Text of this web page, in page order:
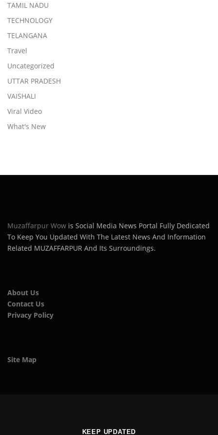
TAMIL NADU
TECHNOLOGY
TELANGANA
Travel
Uncategorized
UTTAR PRADESH
VAISHALI
Viral Video
What's New
Muzaffarpur Wow is Social Media News Portal Fully Dedicated
To Keep You Updated With The Latest News And Information
Related MUZAFFARPUR And Its Surroundings.
About Us
Contact Us
Privacy Policy
Site Map
KEEP UPDATED